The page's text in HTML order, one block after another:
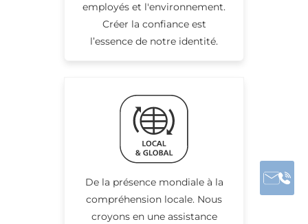
employés et l'environnement.
Créer la confiance est
l’essence de notre identité.
De la présence mondiale à la
compréhension locale. Nous
croyons en une assistance